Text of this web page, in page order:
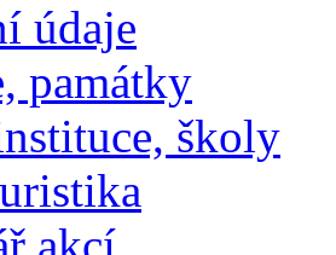
údaje
památky
školy